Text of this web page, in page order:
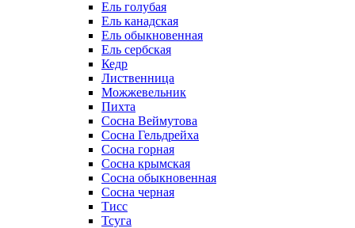
Ель голубая
Ель канадская
Ель обыкновенная
Ель сербская
Кедр
Лиственница
Можжевельник
Пихта
Сосна Веймутова
Сосна Гельдрейха
Сосна горная
Сосна крымская
Сосна обыкновенная
Сосна черная
Тисс
Тсуга